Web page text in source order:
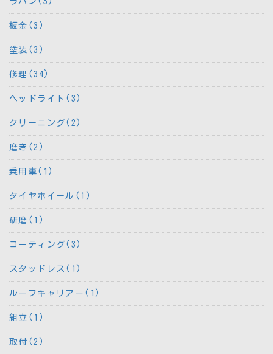
板金(3)
塗装(3)
修理(34)
ヘッドライト(3)
クリーニング(2)
磨き(2)
乗用車(1)
タイヤホイール(1)
研磨(1)
コーティング(3)
スタッドレス(1)
ルーフキャリアー(1)
組立(1)
取付(2)